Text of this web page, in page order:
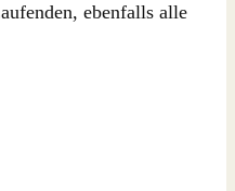
ebenfalls alle